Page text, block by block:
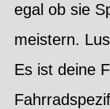
egal ob sie
meistern.
Es ist deine